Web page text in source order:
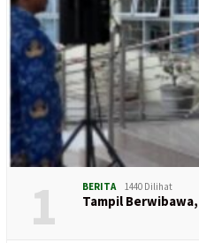
1 BERITA 1440 Dilihat
Tampil